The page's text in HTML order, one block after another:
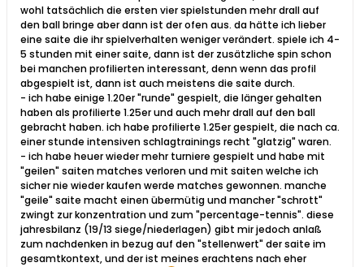
wohl tatsächlich die ersten vier spielstunden mehr drall auf
den ball bringe aber dann ist der ofen aus. da hätte ich lieber
eine saite die ihr spielverhalten weniger verändert. spiele ich 4-
5 stunden mit einer saite, dann ist der zusätzliche spin schon
bei manchen profilierten interessant, denn wenn das profil
abgespielt ist, dann ist auch meistens die saite durch.
- ich habe einige 1.20er "runde" gespielt, die länger gehalten
haben als profilierte 1.25er und auch mehr drall auf den ball
gebracht haben. ich habe profilierte 1.25er gespielt, die nach ca.
einer stunde intensiven schlagtrainings recht "glatzig" waren.
- ich habe heuer wieder mehr turniere gespielt und habe mit
"geilen" saiten matches verloren und mit saiten welche ich
sicher nie wieder kaufen werde matches gewonnen. manche
"geile" saite macht einen übermütig und mancher "schrott"
zwingt zur konzentration und zum "percentage-tennis". diese
jahresbilanz (19/13 siege/niederlagen) gibt mir jedoch anlaß
zum nachdenken in bezug auf den "stellenwert" der saite im
gesamtkontext, und der ist meines erachtens nach eher